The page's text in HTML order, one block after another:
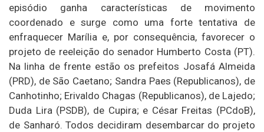
episódio ganha características de movimento
coordenado e surge como uma forte tentativa de
enfraquecer Marília e, por consequência, favorecer o
projeto de reeleição do senador Humberto Costa (PT).
Na linha de frente estão os prefeitos Josafá Almeida
(PRD), de São Caetano; Sandra Paes (Republicanos), de
Canhotinho; Erivaldo Chagas (Republicanos), de Lajedo;
Duda Lira (PSDB), de Cupira; e César Freitas (PCdoB),
de Sanharó. Todos decidiram desembarcar do projeto